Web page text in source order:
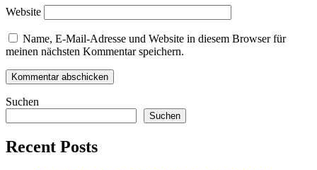
Website
Name, E-Mail-Adresse und Website in diesem Browser für
meinen nächsten Kommentar speichern.
Suchen
Suchen
Recent Posts